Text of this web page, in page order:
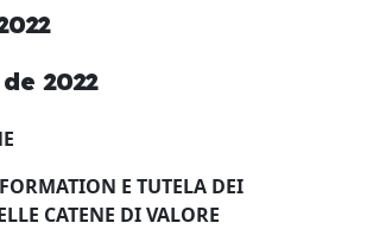
2022
E TUTELA DEI
CATENE DI VALORE